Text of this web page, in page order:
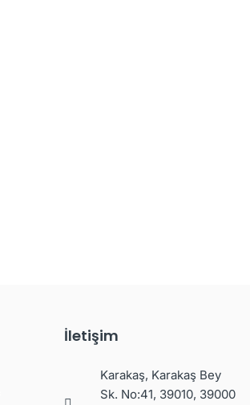
İletişim
Karakaş, Karakaş Bey
Sk. No:41, 39010, 39000